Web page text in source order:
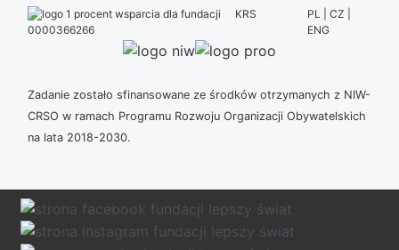
KRS
0000366266
PL | CZ |
ENG
Zadanie zostało sfinansowane ze środków otrzymanych z NIW-
CRSO w ramach Programu Rozwoju Organizacji Obywatelskich
na lata 2018-2030.